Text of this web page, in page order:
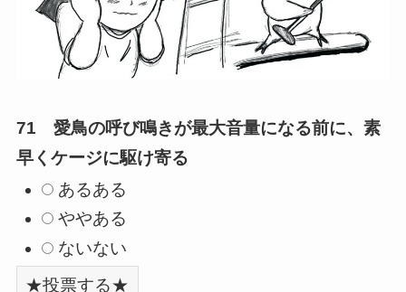
71 愛鳥の呼び鳴きが最大音量になる前に、素
早くケージに駆け寄る
あるある
ややある
ないない